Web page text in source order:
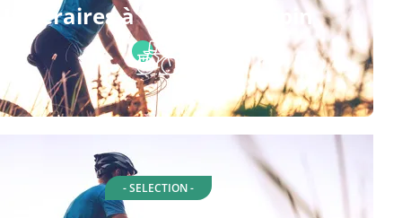
Itinéraires à vélo à Hennepin
- SELECTION -